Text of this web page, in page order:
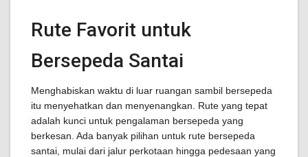
Rute Favorit untuk
Bersepeda Santai
Menghabiskan waktu di luar ruangan sambil bersepeda
itu menyehatkan dan menyenangkan. Rute yang tepat
adalah kunci untuk pengalaman bersepeda yang
berkesan. Ada banyak pilihan untuk rute bersepeda
santai, mulai dari jalur perkotaan hingga pedesaan yang